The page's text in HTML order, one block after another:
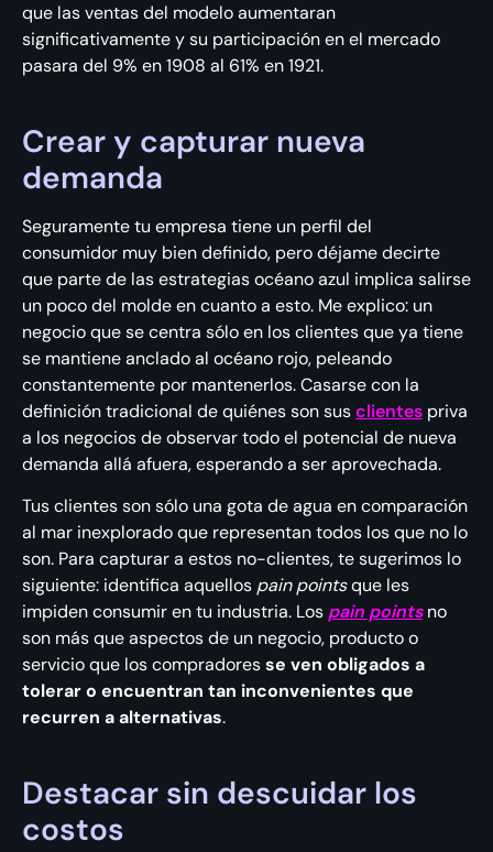
que las ventas del modelo aumentaran
significativamente y su participación en el mercado
pasara del 9% en 1908 al 61% en 1921.
Crear y capturar nueva
demanda
Seguramente tu empresa tiene un perfil del
consumidor muy bien definido, pero déjame decirte
que parte de las estrategias océano azul implica salirse
un poco del molde en cuanto a esto. Me explico: un
negocio que se centra sólo en los clientes que ya tiene
se mantiene anclado al océano rojo, peleando
constantemente por mantenerlos. Casarse con la
definición tradicional de quiénes son susclientes priva
a los negocios de observar todo el potencial de nueva
demanda allá afuera, esperando a ser aprovechada.
Tus clientes son sólo una gota de agua en comparación
al mar inexplorado que representan todos los que no lo
son. Para capturar a estos no-clientes, te sugerimos lo
siguiente: identifica aquellos pain pointsque les
impiden consumir en tu industria. Los pain pointsno
son más que aspectos de un negocio, producto o
servicio que los compradoresse ven obligados a
toleraro encuentran tan inconvenientes que
recurren a alternativas.
Destacar sin descuidar los
costos